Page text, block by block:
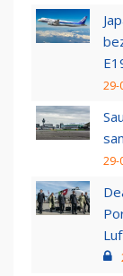
29-
29-